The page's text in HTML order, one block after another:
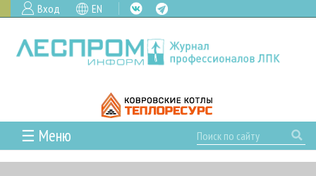
Вход EN
☰ Меню
ГЛАВНАЯ